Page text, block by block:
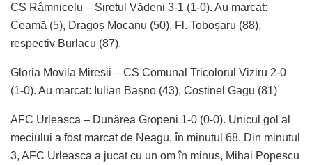
CS Râmnicelu – Siretul Vădeni 3-1 (1-0). Au marcat:
Ceamă (5), Dragoș Mocanu (50), Fl. Toboșaru (88),
respectiv Burlacu (87).
Gloria Movila Miresii – CS Comunal Tricolorul Viziru 2-0
(1-0). Au marcat: Iulian Bașno (43), Costinel Gagu (81)
AFC Urleasca – Dunărea Gropeni 1-0 (0-0). Unicul gol al
meciului a fost marcat de Neagu, în minutul 68. Din minutul
3, AFC Urleasca a jucat cu un om în minus, Mihai Popescu